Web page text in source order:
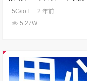
5G/ioT
2 年前
5.27W